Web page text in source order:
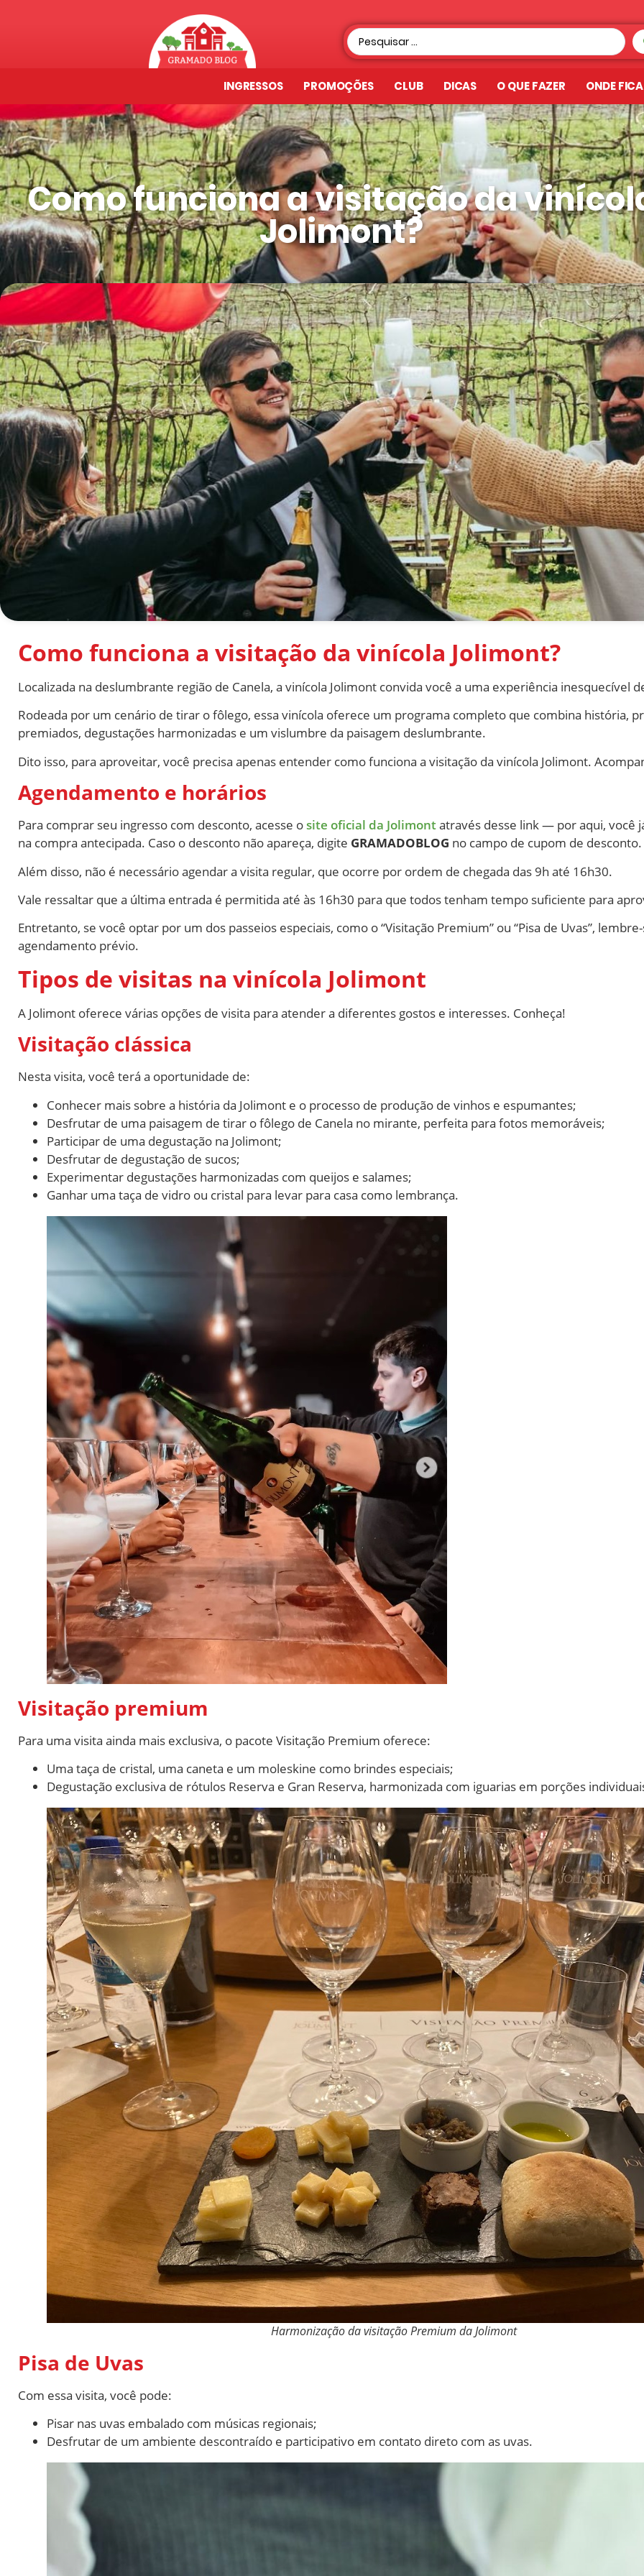
INGRESSOS PROMOÇÕES CLUB DICAS O QUE FAZER ONDE
Como funciona a visitação da
Jolimont?
Como funciona a visitação da vinícola Jolimont?
Localizada na deslumbrante região de Canela, a vinícola Jolimont convida você a uma experiência inesquecível
Rodeada por um cenário de tirar o fôlego, essa vinícola oferece um programa completo que combina história,
premiados, degustações harmonizadas e um vislumbre da paisagem deslumbrante.
Dito isso, para aproveitar, você precisa apenas entender como funciona a visitação da vinícola Jolimont.
Agendamento e horários
Para comprar seu ingresso com desconto, acesse osite oficial da Jolimontatravés desse link — por aqui, você
na compra antecipada. Caso o desconto não apareça, digite GRAMADOBLOG no campo de cupom de desconto.
Além disso, não é necessário agendar a visita regular, que ocorre por ordem de chegada das 9h até 16h30.
Vale ressaltar que a última entrada é permitida até às 16h30 para que todos tenham tempo suficiente para
Entretanto, se você optar por um dos passeios especiais, como o “Visitação Premium” ou “Pisa de Uvas”,
agendamento prévio.
Tipos de visitas na vinícola Jolimont
A Jolimont oferece várias opções de visita para atender a diferentes gostos e interesses. Conheça!
Visitação clássica
Nesta visita, você terá a oportunidade de:
Conhecer mais sobre a história da Jolimont e o processo de produção de vinhos e espumantes;
Desfrutar de uma paisagem de tirar o fôlego de Canela no mirante, perfeita para fotos memoráveis;
Participar de uma degustação na Jolimont;
Desfrutar de degustação de sucos;
Experimentar degustações harmonizadas com queijos e salames;
Ganhar uma taça de vidro ou cristal para levar para casa como lembrança.
Visitação premium
Para uma visita ainda mais exclusiva, o pacote Visitação Premium oferece:
Uma taça de cristal, uma caneta e um moleskine como brindes especiais;
Degustação exclusiva de rótulos Reserva e Gran Reserva, harmonizada com iguarias em porções
Harmonização da visitação Premium da Jolimont
Pisa de Uvas
Com essa visita, você pode:
Pisar nas uvas embalado com músicas regionais;
Desfrutar de um ambiente descontraído e participativo em contato direto com as uvas.